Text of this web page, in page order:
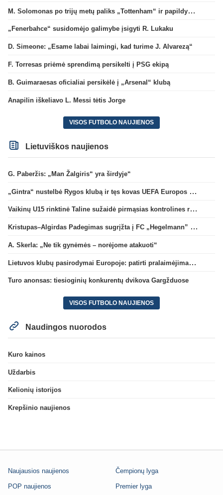
M. Solomonas po trijų metų paliks „Tottenham“ ir papildys „West Ham“ klubą
„Fenerbahce“ susidomėjo galimybe įsigyti R. Lukaku
D. Simeone: „Esame labai laimingi, kad turime J. Alvarezą“
F. Torresas priėmė sprendimą persikelti į PSG ekipą
B. Guimaraesas oficialiai persikėlė į „Arsenal“ klubą
Anapilin iškeliavo L. Messi tėtis Jorge
VISOS FUTBOLO NAUJIENOS
Lietuviškos naujienos
G. Paberžis: „Man Žalgiris“ yra širdyje“
„Gintra“ nustelbė Rygos klubą ir tęs kovas UEFA Europos taurės atrankoje
Vaikinų U15 rinktinė Taline sužaidė pirmąsias kontrolines rungtynes
Kristupas–Algirdas Padegimas sugrįžta į FC „Hegelmann” B sudėtį
A. Skerla: „Ne tik gynėmės – norėjome atakuoti“
Lietuvos klubų pasirodymai Europoje: patirti pralaimėjimai Kroatijos atstovams
Turo anonsas: tiesioginių konkurentų dvikova Gargžduose
VISOS FUTBOLO NAUJIENOS
Naudingos nuorodos
Kuro kainos
Uždarbis
Kelionių istorijos
Krepšinio naujienos
Naujausios naujienos
POP naujienos
Čempionų lyga
Premier lyga